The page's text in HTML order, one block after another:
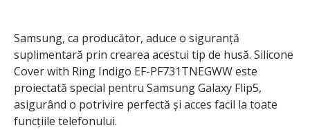
Samsung, ca producător, aduce o siguranță
suplimentară prin crearea acestui tip de husă. Silicone
Cover with Ring Indigo EF-PF731TNEGWW este
proiectată special pentru Samsung Galaxy Flip5,
asigurând o potrivire perfectă și acces facil la toate
funcțiile telefonului.